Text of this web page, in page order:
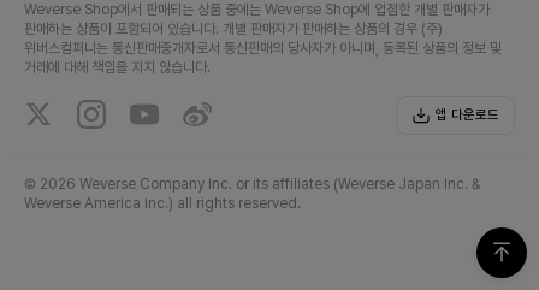
Weverse Shop에서 판매되는 상품 중에는 Weverse Shop에 입점한 개별 판매자가
판매하는 상품이 포함되어 있습니다. 개별 판매자가 판매하는 상품의 경우 (주)
위버스컴퍼니는 통신판매중개자로서 통신판매의 당사자가 아니며, 등록된 상품의 정보 및
거래에 대해 책임을 지지 않습니다.
앱 다운로드
© 2026 Weverse Company Inc. or its affiliates (Weverse Japan Inc. &
Weverse America Inc.) all rights reserved.